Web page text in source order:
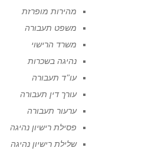
מהירות מופרזת
משפט תעבורה
משרד הרישוי
נהיגה בשכרות
עו"ד תעבורה
עורך דין תעבורה
ערעור תעבורה
פסילת רישיון נהיגה
שלילת רישיון נהיגה